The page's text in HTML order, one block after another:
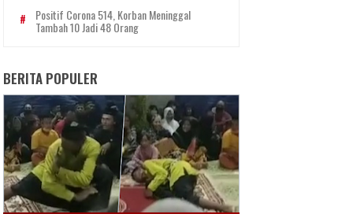
Positif Corona 514, Korban Meninggal
Tambah 10 Jadi 48 Orang
BERITA POPULER